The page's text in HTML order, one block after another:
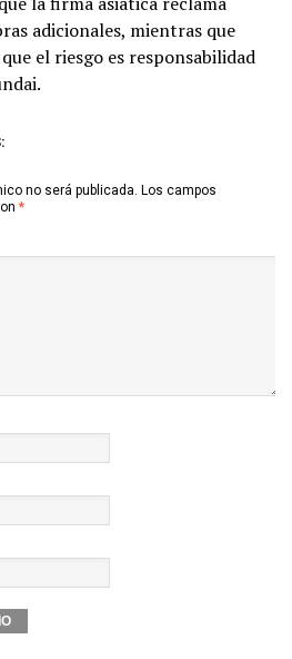
adicionales, mientras que
el riesgo es responsabilidad
no será publicada. Los campos
*